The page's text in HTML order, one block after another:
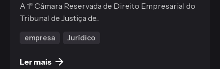
A 1ª Câmara Reservada de Direito Empresarial do
Tribunal de Justiça de...
empresa Jurídico
Ler mais